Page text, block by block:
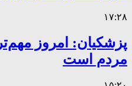
۱۷:۲۸
پزشکیان: امروز
مردم است